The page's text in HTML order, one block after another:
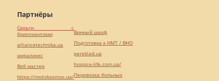
Партнёры
Серьги с
бриллиантами
alliancetechnika.ua
миралинкс
Веб мастер
https://motokosmos.ua/
Винный шкаф
Подготовка к НМТ / ВНО
pereklad.ua
hospice-life.com.ua/
Перевозка больных